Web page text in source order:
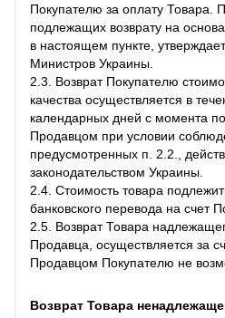
Покупателю за оплату Товара.
подлежащих возврату на
в настоящем пункте,
Министров Украины.
2.3. Возврат Покупателю
качества осуществляется в
календарных дней с момента
Продавцом при условии
предусмотренных п. 2.2.,
законодательством Украины.
2.4. Стоимость товара
банковского перевода на счет
2.5. Возврат Товара
Продавца, осуществляется за
Продавцом Покупателю не
Возврат Товара